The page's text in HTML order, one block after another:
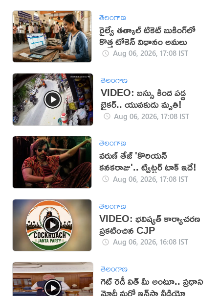
తెలంగాణ
రైల్వే తత్కాల్ టికెట్ బుకింగ్‌లో
కొత్త టోకెన్ విధానం అమలు
Aug 06, 2026, 17:08 IST
తెలంగాణ
VIDEO: బస్సు కింద పడ్డ
బైకర్.. యువకుడు మృతి!
Aug 06, 2026, 17:08 IST
తెలంగాణ
వరుణ్ తేజ్ 'కొరియన్
కనకరాజు'.. ట్విట్టర్ టాక్ ఇదే!
Aug 06, 2026, 17:08 IST
తెలంగాణ
VIDEO: భవిష్యత్ కార్యాచరణ
ప్రకటించిన CJP
Aug 06, 2026, 16:08 IST
తెలంగాణ
గెట్ రెడీ విత్ మీ అంటూ.. ప్రధాని